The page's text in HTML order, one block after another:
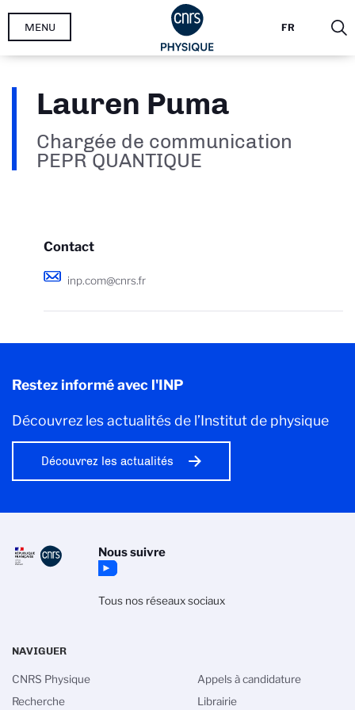
Aller
FR
MENU
Lauren Puma
Chargée de communication
PEPR QUANTIQUE
Contact
inp.com@cnrs.fr
Restez informé avec l'INP
Découvrez les actualités de l’Institut de physique
Découvrez les actualités
Nous suivre
Tous nos réseaux sociaux
NAVIGUER
CNRS Physique
Recherche
Appels à candidature
Librairie